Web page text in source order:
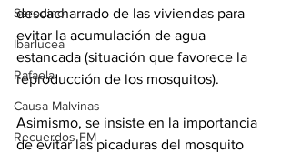
Serodino
Ibarlucea
Rafaela
Causa Malvinas
Recuerdos FM
descacharrado de las viviendas para
evitar la acumulación de agua
estancada (situación que favorece la
reproducción de los mosquitos).
Asimismo, se insiste en la importancia
de evitar las picaduras del mosquito